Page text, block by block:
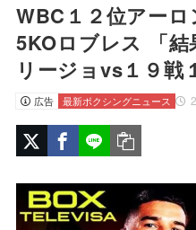
WBC１２位アー
5KOロブレス 「結
リージョvs１９戦
広告 最新ボクシングニュース